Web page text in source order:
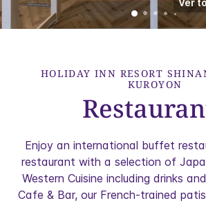
Ver
HOLIDAY INN RESORT
KUROYON
Enjoy an international buffet
restaurant with a selection of
Western Cuisine including drinks
Cafe & Bar, our French-trained